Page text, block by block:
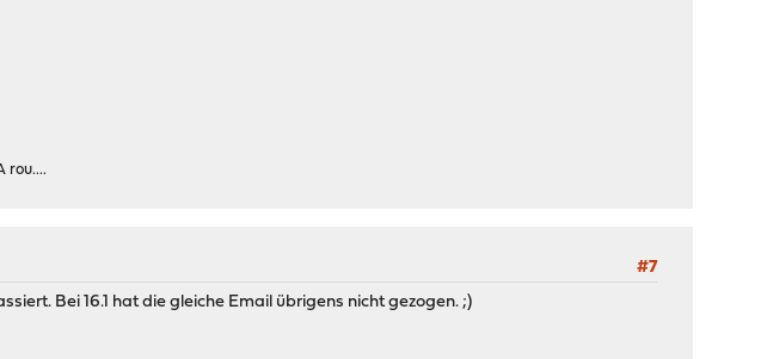
rou....
#7
Bei 16.1 hat die gleiche Email übrigens nicht gezogen. ;)